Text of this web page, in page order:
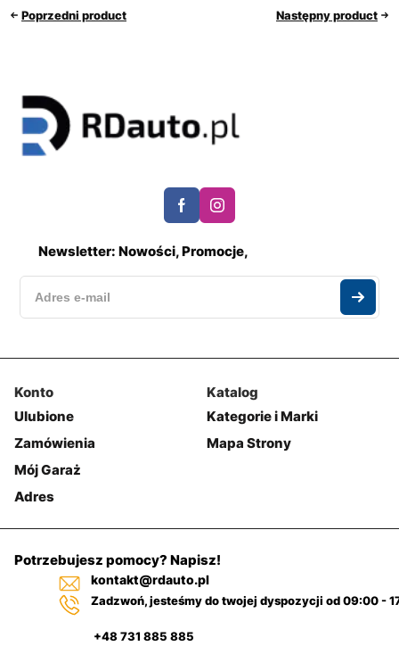
Poprzedni product Następny product
Newsletter: Nowości, Promocje,
Konto
Ulubione
Zamówienia
Mój Garaż
Adres
Katalog
Kategorie i Marki
Mapa Strony
Potrzebujesz pomocy? Napisz!
kontakt@rdauto.pl
Zadzwoń, jesteśmy do twojej dyspozycji od 09:00 -
+48 731 885 885